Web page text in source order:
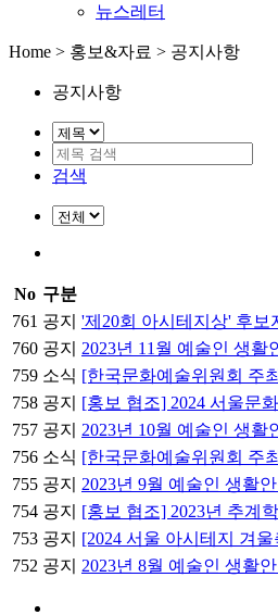
뉴스레터
Home > 홍보&자료 > 공지사항
공지사항
검색
No 구분
761 공지 '제20회 아시테지상' 후보
760 공지 2023년 11월 예술인 생활
759 소식 [한국문화예술위원회 주
758 공지 [홍보 협조] 2024 서울문
757 공지 2023년 10월 예술인 생활
756 소식 [한국문화예술위원회 주
755 공지 2023년 9월 예술인 생활
754 공지 [홍보 협조] 2023년 추계
753 공지 [2024 서울 아시테지 겨
752 공지 2023년 8월 예술인 생활